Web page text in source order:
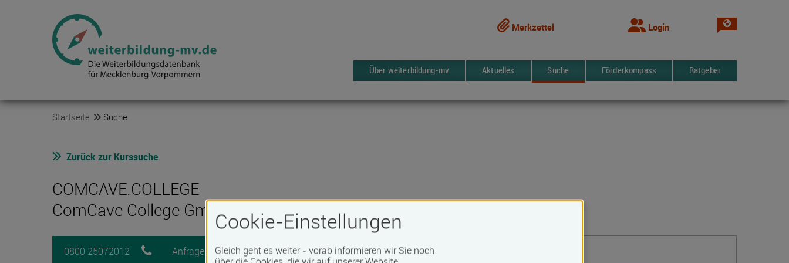
Merkzettel Login Sprache
Über weiterbildung-mv Aktuelles Suche Förderkompass Ratgeber
Startseite Suche
Zurück zur Kurssuche
COMCAVE.COLLEGE
ComCave College GmbH
0800 25072012 Anfragen Merken 1015 Kurse
Cookie-Einstellungen
Gleich geht es weiter - vorab informieren wir Sie noch